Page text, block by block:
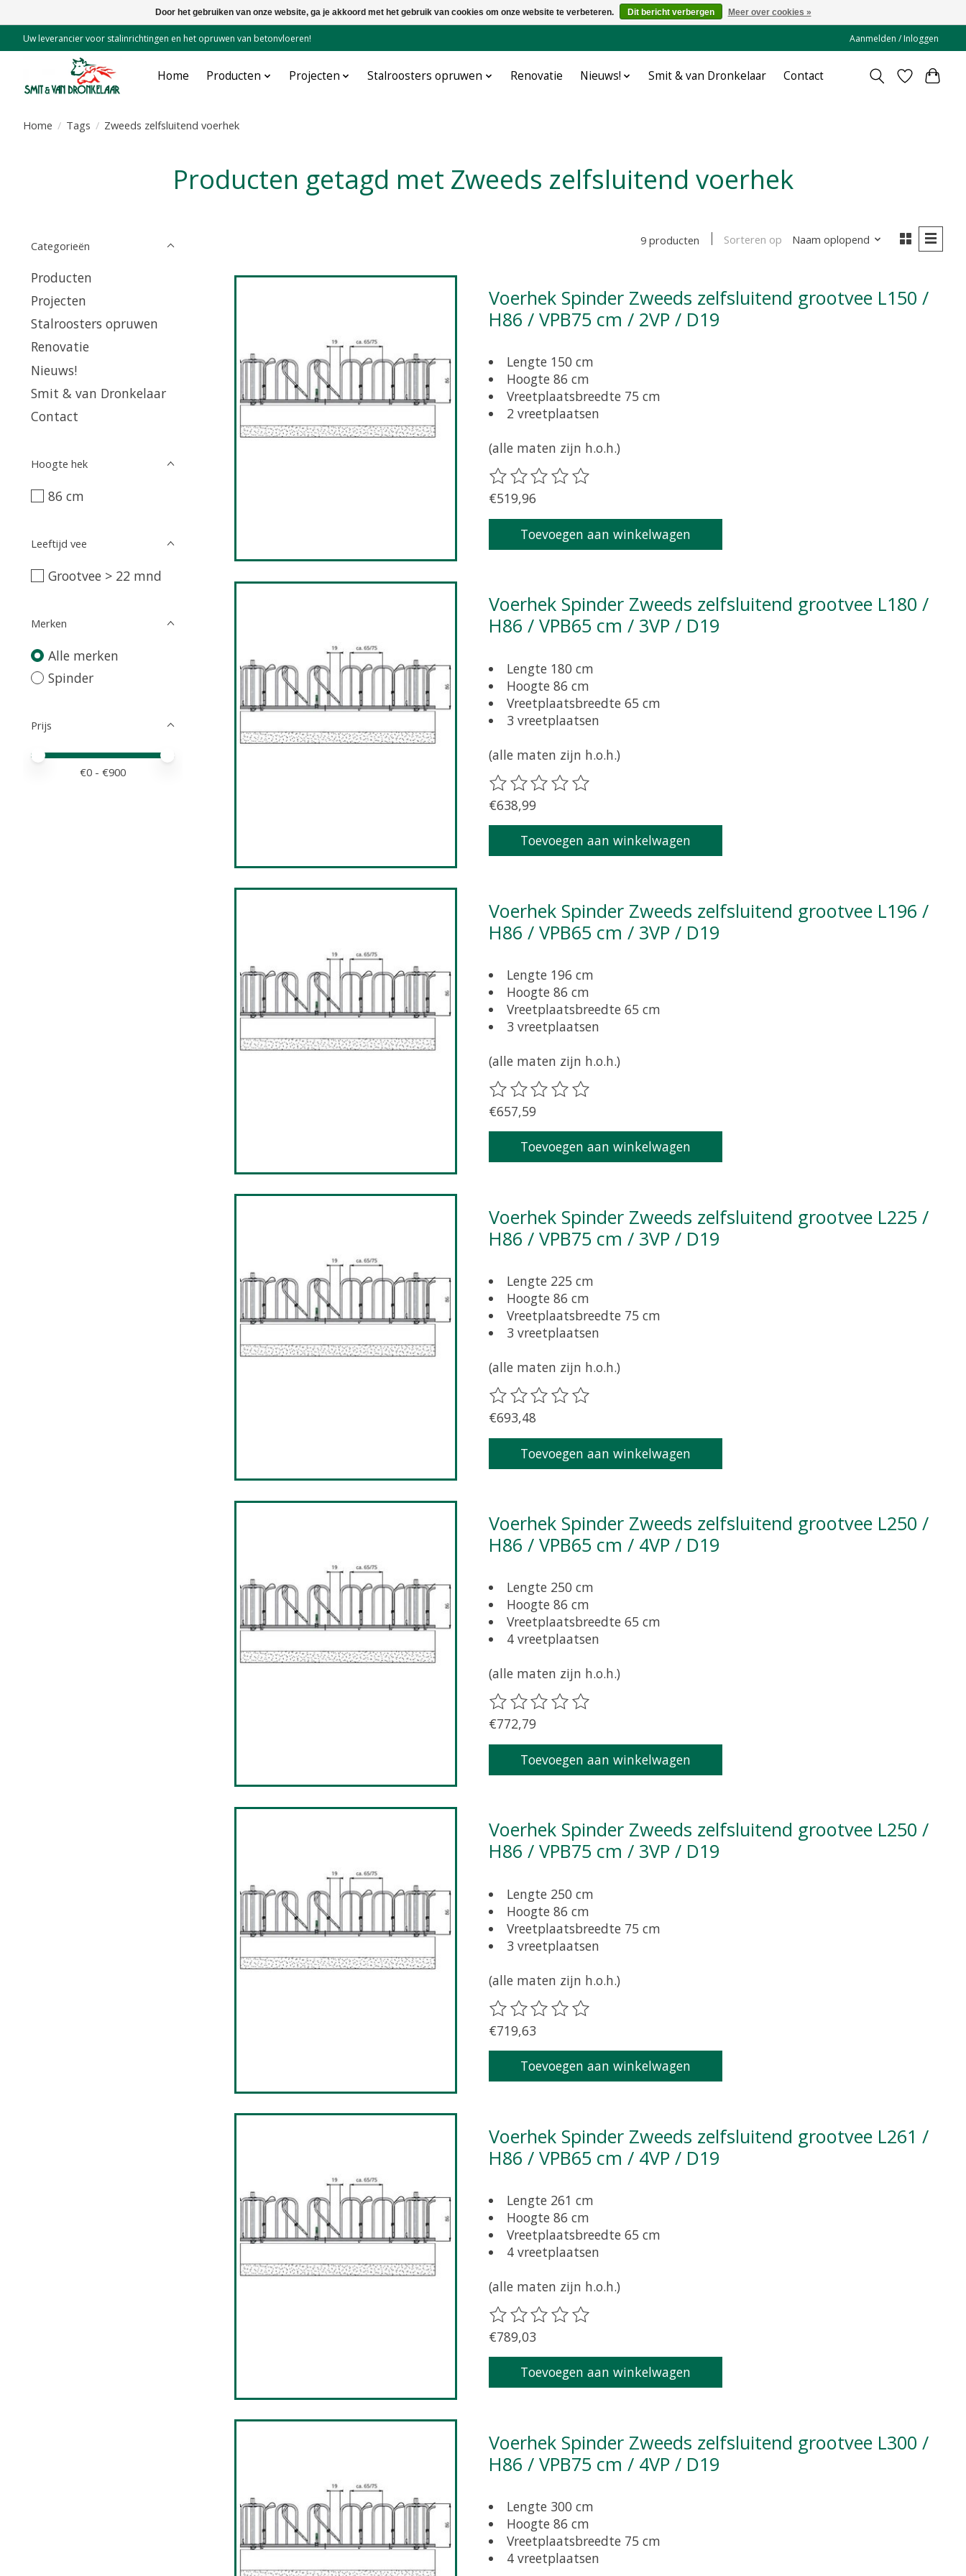
Uw leverancier voor stalinrichtingen en het opruwen van betonvloeren! Aanmelden / Inloggen
Home Producten Projecten Stalroosters opruwen Renovatie Nieuws! Smit & van Dronkelaar Contact
Home / Tags / Zweeds zelfsluitend voerhek
Producten getagd met Zweeds zelfsluitend voerhek
Categorieën
Producten
Projecten
Stalroosters opruwen
Renovatie
Nieuws!
Smit & van Dronkelaar
Contact
Hoogte hek
86 cm
Leeftijd vee
Grootvee > 22 mnd
Merken
Alle merken
Spinder
Prijs
Minimale prijswaarde
Price maximum value
€0 - €900
9 producten Sorteren op Naam oplopend
Voerhek Spinder Zweeds zelfsluitend grootvee L150 /
H86 / VPB75 cm / 2VP / D19
Lengte 150 cm
Hoogte 86 cm
Vreetplaatsbreedte 75 cm
2 vreetplaatsen
(alle maten zijn h.o.h.)
De beoordeling van dit product is
€519,96
Toevoegen aan winkelwagen
Voerhek Spinder Zweeds zelfsluitend grootvee L180 /
H86 / VPB65 cm / 3VP / D19
Lengte 180 cm
Hoogte 86 cm
Vreetplaatsbreedte 65 cm
3 vreetplaatsen
(alle maten zijn h.o.h.)
De beoordeling van dit product is
€638,99
Toevoegen aan winkelwagen
Voerhek Spinder Zweeds zelfsluitend grootvee L196 /
H86 / VPB65 cm / 3VP / D19
Lengte 196 cm
Hoogte 86 cm
Vreetplaatsbreedte 65 cm
3 vreetplaatsen
(alle maten zijn h.o.h.)
De beoordeling van dit product is
€657,59
Toevoegen aan winkelwagen
Voerhek Spinder Zweeds zelfsluitend grootvee L225 /
H86 / VPB75 cm / 3VP / D19
Lengte 225 cm
Hoogte 86 cm
Vreetplaatsbreedte 75 cm
3 vreetplaatsen
(alle maten zijn h.o.h.)
De beoordeling van dit product is
€693,48
Toevoegen aan winkelwagen
Voerhek Spinder Zweeds zelfsluitend grootvee L250 /
H86 / VPB65 cm / 4VP / D19
Lengte 250 cm
Hoogte 86 cm
Vreetplaatsbreedte 65 cm
4 vreetplaatsen
(alle maten zijn h.o.h.)
De beoordeling van dit product is
€772,79
Toevoegen aan winkelwagen
Voerhek Spinder Zweeds zelfsluitend grootvee L250 /
H86 / VPB75 cm / 3VP / D19
Lengte 250 cm
Hoogte 86 cm
Vreetplaatsbreedte 75 cm
3 vreetplaatsen
(alle maten zijn h.o.h.)
De beoordeling van dit product is
€719,63
Toevoegen aan winkelwagen
Voerhek Spinder Zweeds zelfsluitend grootvee L261 /
H86 / VPB65 cm / 4VP / D19
Lengte 261 cm
Hoogte 86 cm
Vreetplaatsbreedte 65 cm
4 vreetplaatsen
(alle maten zijn h.o.h.)
De beoordeling van dit product is
€789,03
Toevoegen aan winkelwagen
Voerhek Spinder Zweeds zelfsluitend grootvee L300 /
H86 / VPB75 cm / 4VP / D19
Lengte 300 cm
Hoogte 86 cm
Vreetplaatsbreedte 75 cm
4 vreetplaatsen
Door het gebruiken van onze website, ga je akkoord met het gebruik van cookies om onze website te verbeteren. Dit bericht verbergen Meer over cookies »